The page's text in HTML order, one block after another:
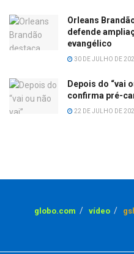
Orleans
defende
evangélico
30 DE JULHO DE
Depois do “vai
confirma pré-
22 DE JULHO DE
globo.com vídeo